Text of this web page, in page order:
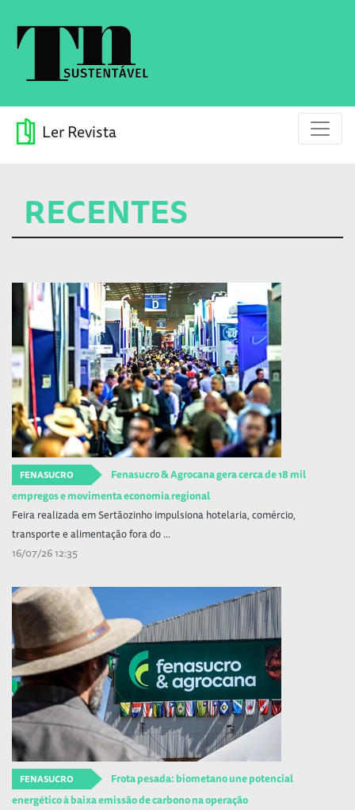
Ler Revista
RECENTES
FENASUCRO
Fenasucro & Agrocana gera cerca de 18 mil
empregos e movimenta economia regional
Feira realizada em Sertãozinho impulsiona hotelaria, comércio,
transporte e alimentação fora do ...
16/07/26 12:35
FENASUCRO
Frota pesada: biometano une potencial
energético à baixa emissão de carbono na operação